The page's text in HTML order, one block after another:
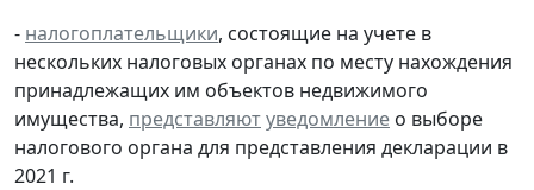
- налогоплательщики, состоящие на учете в
нескольких налоговых органах по месту нахождения
принадлежащих им объектов недвижимого
имущества, представляютуведомление о выборе
налогового органа для представления декларации в
2021 г.